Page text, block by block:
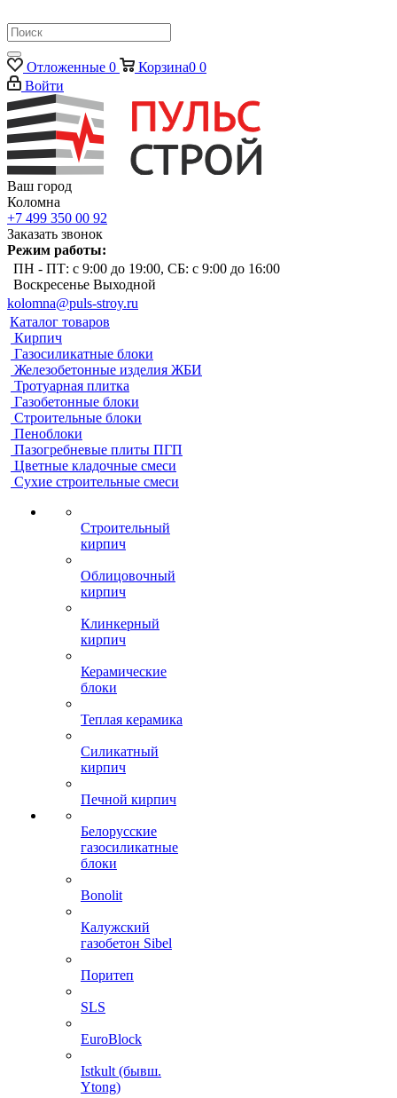
Отложенные 0 Корзина0 0
Войти
Ваш город
Коломна
+7 499 350 00 92
Заказать звонок
Режим работы:
ПН - ПТ: с 9:00 до 19:00, СБ: с 9:00 до 16:00
Воскресенье Выходной
kolomna@puls-stroy.ru
Каталог товаров
Кирпич
Газосиликатные блоки
Железобетонные изделия ЖБИ
Тротуарная плитка
Газобетонные блоки
Строительные блоки
Пеноблоки
Пазогребневые плиты ПГП
Цветные кладочные смеси
Сухие строительные смеси
Строительный
кирпич
Облицовочный
кирпич
Клинкерный
кирпич
Керамические
блоки
Теплая керамика
Силикатный
кирпич
Печной кирпич
Белорусские
газосиликатные
блоки
Bonolit
Калужский
газобетон Sibel
Поритеп
SLS
EuroBlock
Istkult (бывш.
Ytong)